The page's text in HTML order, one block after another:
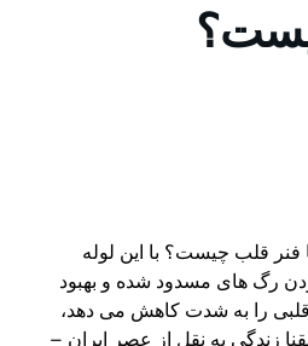
قلب چیست؟ با این لوله
رگ های مسدود شده و بهبود
را به شدت کاهش می دهد،
زندگی به نقل از عصر ایران –